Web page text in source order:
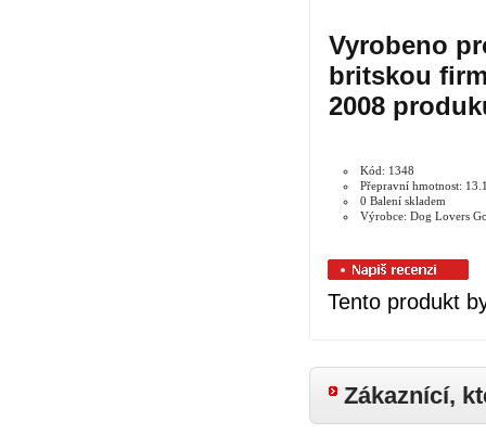
Vyrobeno
britskou
2008
Kód: 1348
Přepravní hmotnost:
0 Balení skladem
Výrobce: Dog Lovers
Tento produkt
Zákaznící,